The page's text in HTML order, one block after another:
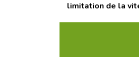
limitation de la